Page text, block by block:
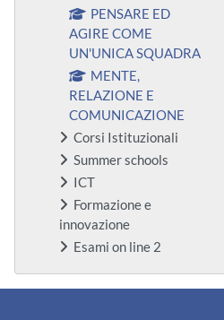
PENSARE ED
AGIRE COME
UN'UNICA SQUADRA
MENTE,
RELAZIONE E
COMUNICAZIONE
Corsi Istituzionali
Summer schools
ICT
Formazione e
innovazione
Esami on line 2